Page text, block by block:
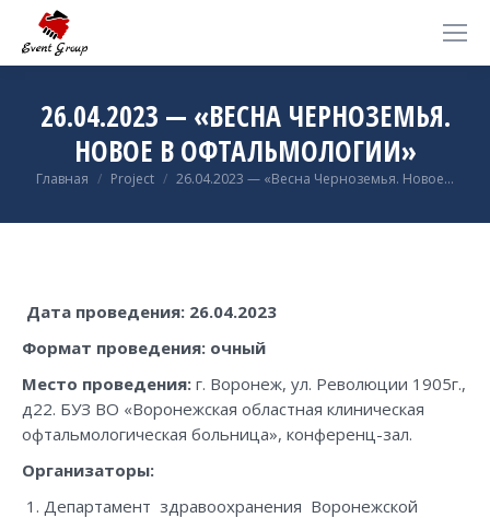
26.04.2023 — «ВЕСНА ЧЕРНОЗЕМЬЯ.
НОВОЕ В ОФТАЛЬМОЛОГИИ»
Вы здесь:
Главная Project 26.04.2023 — «Весна Черноземья. Новое…
Дата проведения: 26.04.2023
Формат проведения: очный
Место проведения: г. Воронеж, ул. Революции 1905г.,
д22. БУЗ ВО «Воронежская областная клиническая
офтальмологическая больница», конференц-зал.
Организаторы:
Департамент здравоохранения Воронежской